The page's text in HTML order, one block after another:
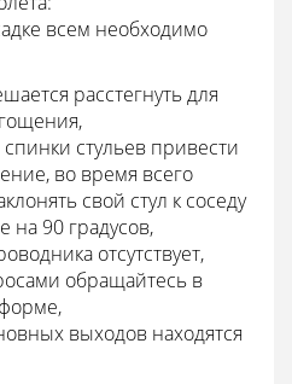
всем необходимо
расстегнуть для
стульев привести
во время всего
свой стул к соседу
на 90 градусов,
отсутствует,
обращайтесь в
выходов находятся